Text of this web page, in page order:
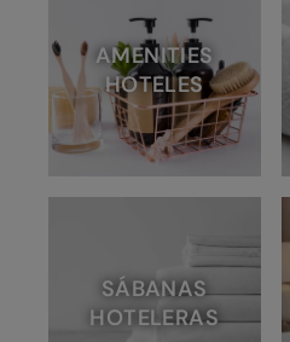
AMENITIES
HOTELES
SÁBANAS
HOTELERAS